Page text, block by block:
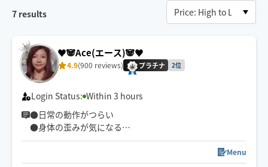
7 results
♥️🐼Ace(エース)🐼♥️
4.9(900 reviews) プラチナ 2位
Login Status: Within 3 hours
●日常の動作がつらい
●身体の歪みが気になる
●趣味や仕事のパフォーマンスを良くしたい
どんなお悩みにも真摯に向き合い身体の痛みや不調、お
客様の気になる所をその場しのぎではなく"根本"から対
Menu